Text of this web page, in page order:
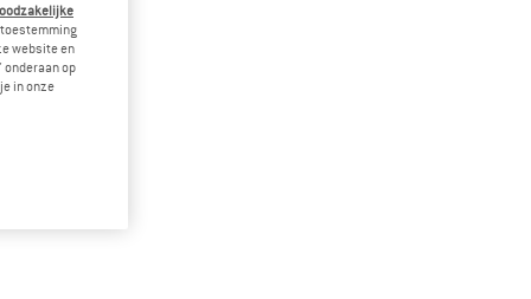
toestemming
website en
op
in onze